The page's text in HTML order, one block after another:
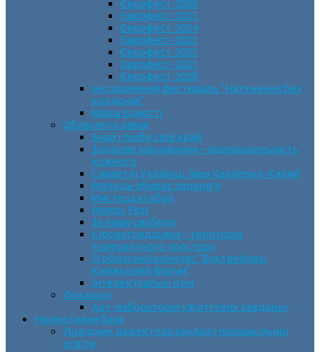
Єврофест-2026
Єврофест-2025
Єврофест-2024
Єврофест-2023
Єврофест-2022
Єврофест-2021
Єврофест-2020
Інклюзивний фестиваль “Натхнення без
кордонів”
Марш єдності
Обласного рівня
Знай і люби свій край
Здорове харчування – відповідальність
кожного
Славетні Українці. Іван Карпенко-Карий
Молодь обирає здоров’я
Мистецькі обрії
Humor Fest
За нашу свободу
Кіровоградщина – територія
толерантного простору
ІII обласний конкурс “Буктрейлер.
Книжковий форум”
Інтелектуальні ігри
Локальні
Арт-лабораторія «Життєвих завдань»
Нормативна база
Довідник директора закладу позашкільної
освіти